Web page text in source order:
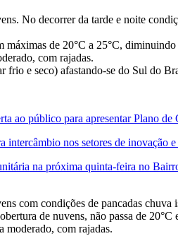
No decorrer da tarde e noite
máximas de 20°C a 25°C,
com rajadas.
frio e seco) afastando-se do Sul do
ao público para apresentar Plano
intercâmbio nos setores de inovação e
na próxima quinta-feira no
com condições de pancadas
de nuvens, não passa de 20°C
moderado, com rajadas.